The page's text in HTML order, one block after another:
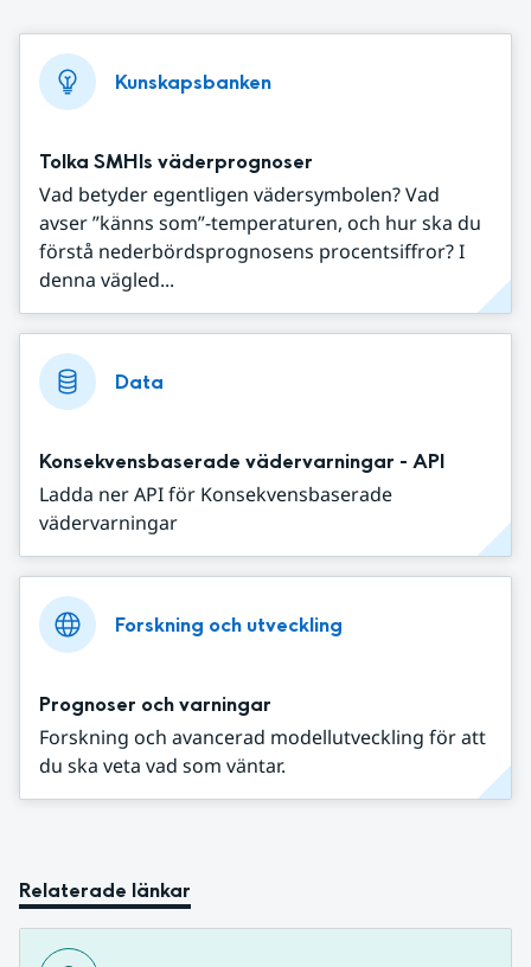
Kunskapsbanken
Tolka SMHIs väderprognoser
Vad betyder egentligen vädersymbolen? Vad
avser ”känns som”-temperaturen, och hur ska du
förstå nederbördsprognosens procentsiffror? I
denna vägled...
Data
Konsekvensbaserade vädervarningar - API
Ladda ner API för Konsekvensbaserade
vädervarningar
Forskning och utveckling
Prognoser och varningar
Forskning och avancerad modellutveckling för att
du ska veta vad som väntar.
Relaterade länkar